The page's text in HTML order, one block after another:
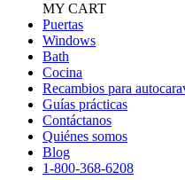
MY CART
Puertas
Windows
Bath
Cocina
Recambios para
Guías prácticas
Contáctanos
Quiénes somos
Blog
1-800-368-6208